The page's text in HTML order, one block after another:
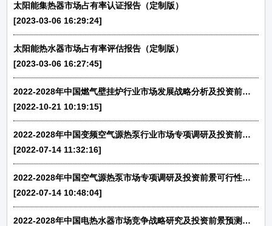
太阳能集热器市场占有率认证报告（定制版）
[2023-03-06 16:29:24]
太阳能热水器市场占有率评估报告（定制版）
[2023-03-06 16:27:45]
2022-2028年中国燃气壁挂炉行业市场发展战略分析及投资前景专项预测报告
[2022-10-21 10:19:15]
2022-2028年中国变频空气源热泵行业市场专项调研及投资前景可行性预测报告
[2022-07-14 11:32:16]
2022-2028年中国空气源热泵市场专项调研及投资前景可行性预测报告
[2022-07-14 10:48:04]
2022-2028年中国电热水器市场竞争战略研究及投资前景预测报告